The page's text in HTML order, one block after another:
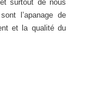
surtout de nous
l’apanage de
et la qualité du